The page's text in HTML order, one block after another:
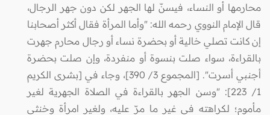
محارمها أو النساء، فيسنّ لها الجهر لكن دون جهر الرجال،
قال الإمام النووي رحمه الله: "وأما المرأة فقال أكثر أصحابنا
إن كانت تصلي خالية أو بحضرة نساء أو رجال محارم جهرت
بالقراءة، سواء صلت بنسوة أو منفردة، وإن صلت بحضرة
أجنبي أسرت". [المجموع 3/ 390]، وجاء في [بشرى الكريم
1/ 223]: "وسن الجهر بالقراءة في الصلاة الجهرية لغير
مأموم؛ لكراهته في غير ما مرّ عليه، ولغير امرأة وخنثى